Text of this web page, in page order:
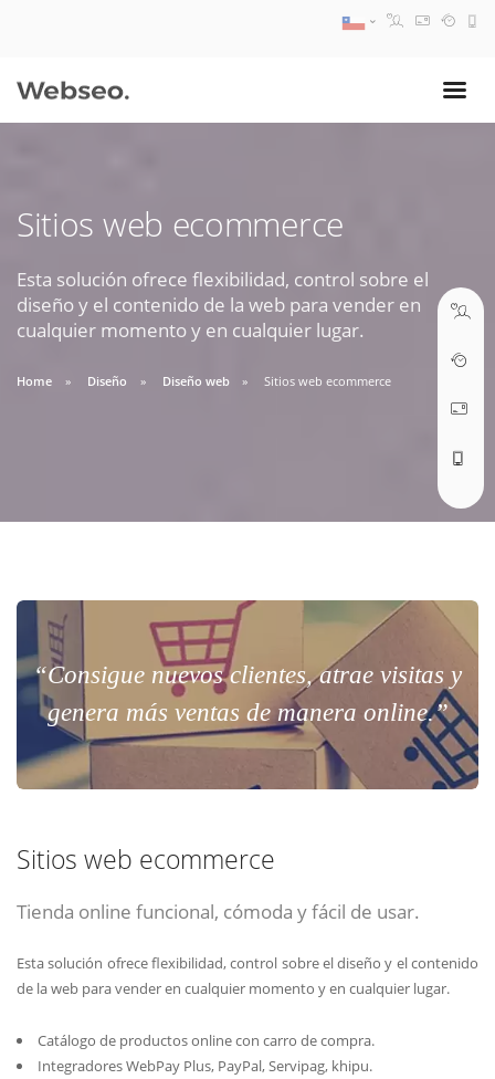
Sitios web ecommerce
Esta solución ofrece flexibilidad, control sobre el
diseño y el contenido de la web para vender en
cualquier momento y en cualquier lugar.
Home Diseño Diseño web Sitios web ecommerce
“Consigue nuevos clientes, atrae visitas y
genera más ventas de manera online.”
Sitios web ecommerce
Tienda online funcional, cómoda y fácil de usar.
Esta solución ofrece flexibilidad, control sobre el diseño y el contenido
de la web para vender en cualquier momento y en cualquier lugar.
Catálogo de productos online con carro de compra.
Integradores WebPay Plus, PayPal, Servipag, khipu.
09:30 AM A 18:30 PM
soporte@webseo.cl
ABRIR TICKET